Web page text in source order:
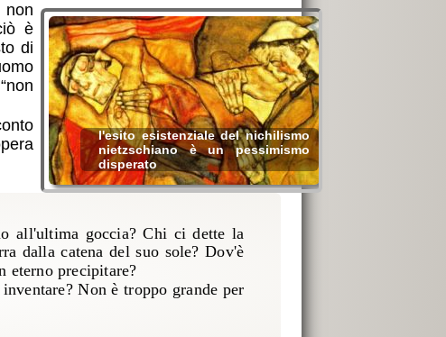
l'esito esistenziale del nichilismo
nietzschiano è un pessimismo
disperato
non
è
di
all'ultima goccia? Chi ci dette la
dalla catena del suo sole? Dov'è
eterno precipitare?
Non è troppo grande per